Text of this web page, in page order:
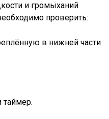
и громыханий
проверить:
в нижней части
таймер.